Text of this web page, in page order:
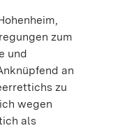
zum
und
an
zu
wegen
als